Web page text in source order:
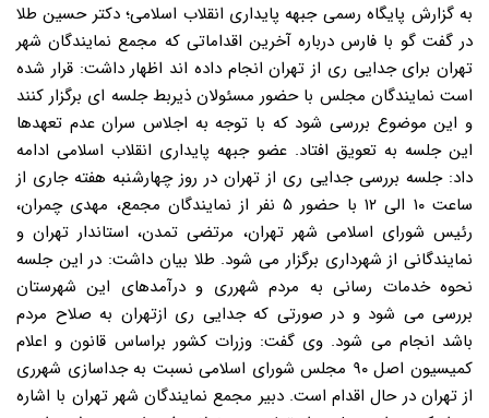
به گزارش پایگاه رسمی جبهه پایداری انقلاب اسلامی؛ دکتر حسین طلا
در گفت گو با فارس درباره آخرین اقداماتی که مجمع نمایندگان شهر
تهران برای جدایی ری از تهران انجام داده اند اظهار داشت: قرار شده
است نمایندگان مجلس با حضور مسئولان ذیربط جلسه ای برگزار کنند
و این موضوع بررسی شود که با توجه به اجلاس سران عدم تعهدها
این جلسه به تعویق افتاد. عضو جبهه پایداری انقلاب اسلامی ادامه
داد: جلسه بررسی جدایی ری از تهران در روز چهارشنبه هفته جاری از
ساعت ۱۰ الی ۱۲ با حضور ۵ نفر از نمایندگان مجمع، مهدی چمران،
رئیس شورای اسلامی شهر تهران، مرتضی تمدن، استاندار تهران و
نمایندگانی از شهرداری برگزار می شود. طلا بیان داشت: در این جلسه
نحوه خدمات رسانی به مردم شهرری و درآمدهای این شهرستان
بررسی می شود و در صورتی که جدایی ری ازتهران به صلاح مردم
باشد انجام می شود. وی گفت: وزرات کشور براساس قانون و اعلام
کمیسیون اصل ۹۰ مجلس شورای اسلامی نسبت به جداسازی شهرری
از تهران در حال اقدام است. دبیر مجمع نمایندگان شهر تهران با اشاره